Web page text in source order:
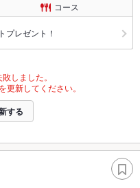
コース
プレゼント！
しました。
更新してください。
する